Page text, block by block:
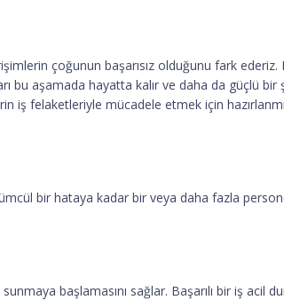
çoğunun başarısız olduğunu fark
bu aşamada hayatta kalır ve daha da güçlü bir
iş felaketleriyle mücadele etmek için
bir hataya kadar bir veya daha fazla
başlamasını sağlar. Başarılı bir iş acil